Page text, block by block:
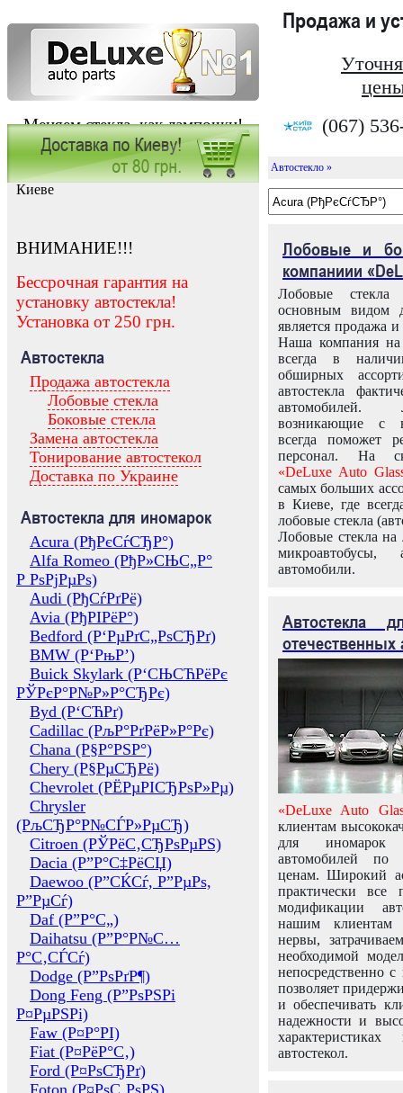
Меняем стекла, как лампочки!
Продажа и
(067)
Заказать установку автостекла в
Киеве
ВНИМАНИЕ!!!
Бессрочная гарантия на
установку автостекла!
Установка от 250 грн.
Автостекла
Продажа автостекла
Лобовые стекла
Боковые стекла
Замена автостекла
Тонирование автостекол
Доставка по Украине
Автостекла для иномарок
Acura (РђРєСѓСЂР°)
Alfa Romeo (РђР»СЊС„Р°
Р РѕРјРµРѕ)
Audi (РђСѓРґРё)
Avia (РђРІРёР°)
Bedford (Р‘РµРґС„РѕСЂРґ)
BMW (Р‘РњР’)
Buick Skylark (Р‘СЊСЋРёРє
РЎРєР°Р№Р»Р°СЂРє)
Byd (Р‘СЋРґ)
Cadillac (РљР°РґРёР»Р°Рє)
Chana (Р§Р°РЅР°)
Chery (Р§РµСЂРё)
Chevrolet (РЁРµРІСЂРѕР»Рµ)
Chrysler
(РљСЂР°Р№СЃР»РµСЂ)
Citroen (РЎРёС‚СЂРѕРµРЅ)
Dacia (Р”Р°С‡РёСЏ)
Daewoo (Р”СЌСѓ, Р”РµРѕ,
Р”РµСѓ)
Daf (Р”Р°С„)
Daihatsu (Р”Р°Р№С…
Р°С‚СЃСѓ)
Dodge (Р”РѕРґР¶)
Dong Feng (Р”РѕРЅРі
Р¤РµРЅРі)
Faw (Р¤Р°РІ)
Fiat (Р¤РёР°С‚)
Ford (Р¤РѕСЂРґ)
Foton (Р¤РѕС‚РѕРЅ)
Автостекло »
Лобовые и
компаниии
Лобовые
основным видом
является продажа и
Наша компания на
всегда в
обширных
автостекла
возникающие с
всегда поможет
персонал. На
«DeLuxe Auto
самых больших
в Киеве, где
лобовые стекла
Лобовые стекла на
микроавтобусы,
автомобили.
Автостекла
отечественных
«DeLuxe Auto
клиентам
для иномарок
автомобилей
ценам. Широкий
практически все
модификации
нашим клиентам
нервы,
необходимой
непосредственно
позволяет
и обеспечивать
надежности и
автостекол.